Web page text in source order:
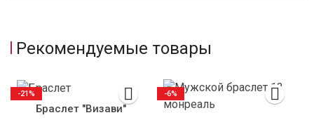
Рекомендуемые товары
Браслет "Визави"
-21% -6%